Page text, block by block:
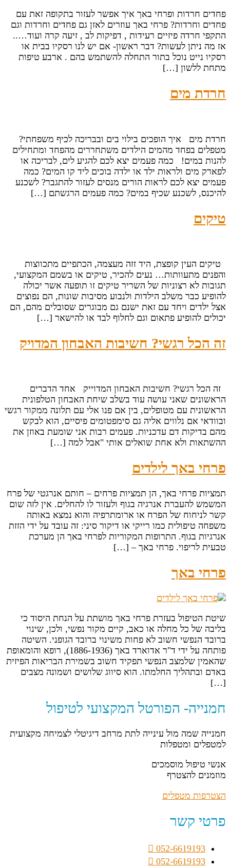
פחדים חרדות ופרחי באך איך אפשר לעזור בתקופה זאת עם
פחדים וחרדות? פרחי באך עוזרים לאזן גם פחדים וחרדות וגם
התקפי חרדה פיזיים רעידות , דפיקות לב , זיעה קרה ועוד…..
אז מה ניתן לעשות? דבר ראשון- אם יש לנו רסקיו בבית או
רסקיו נייט נוכל בתור התחלה להשתמש בהם . ארבע טיפות
מתחת ללשון […]
חרדת מים
חרדת מים איך הופכים בילוי בים ובבריכה לכיף משפחתי?
מטפלים בפחד מהמים הילדים משתחררים מהפחד ומתחילים
להנות במים! כמה פעמים יצא לכם להגיע לים, לבריכה או
לפארק מים ולראות ילד או ילדה בוכים ליד קו המים? כמה
פעמים יצא לכם לראות הורים מנסים לעזור להתגבר? לשכנע
להיכנס, לשכנע שכיף במים? כמה פעמים הרגשתם […]
טיקים
טיקים העין קופצת, היד זזה מעצמה, הכתפיים מתכווצות
והפנים מתעוותות… נעים להכיר, טיקים או בשמם המקצועי,
תגובות לא רצוניות של השריר טיקים זו תופעה אשר יכולה
להופיע כבר משלב הילדות ולנבוע מסיבות שונות, הם נפוצים
אצל ילדים ויחד עם זאת ישנם גם מבוגרים שסובלים מהם, הם
יכולים להופיע פתאום וגם לחלוף לבד או להישאר […]
זה הכל רגשי? חשיבות האבחון המדויק
זה הכל רגשי? חשיבות האבחון המדוייק אחד הדברים
הראשונים שאני עושה עוד בשלב שיחת האבחון הטלפונית
הראשונית עם מטופלים, בין אם פנו אלי עם תלונה ממקור רגשי
ובוודאי אם נלווים אליה גם סימפטומים פיסיים, הוא לבקש
מהם בדיקות דם עדכניות. פעמים רבות אני שומעת באוזן את
ההשתאות ולא אחת שואלים אותי "אבל למה […]
פרחי באך לילדים
תמציות פרחי באך, הן תמציות פרחים – חותם אנרגטי של פרח
המשמש להעברת אנרגיה בגוף ולעזור לו להחלים. אין לזה שום
קשר לניחוח של הפרח או ארומתרפיה והוא נמצא באותה
משפחה טיפולית כמו רייקי או דיקור סיני: זה עובד על ידי הזזת
אנרגיות בגוף. התרופות המקוריות לפרחי באך הן מערכת
טבעית לריפוי. פרחי באך – […]
פרחי באך
שיטת הטיפול בעזרת פרחי באך מושתת על הנחת היסוד כי
בליבה של כל מחלה או כאב, קיים מקור נפשי, ולכן, שינוי
ברובד הנפשי חשוב לא פחות משינוי ברובד הגופני. השיטה
פותחה על ידי ד"ר אדוארד באך (1886-1936), רופא והומאופת
שהאמין שלמצב הנפשי תפקיד חשוב בשמירת הבריאות הפיזית
באדם ובתהליך החלמתו. הוא סיווג שלושים ושמונה מצבים
[…]
חמנייה- הפורטל המקצועי לטיפול
חמנייה שמה מול עינייה לתת מרחב דיגיטלי לצמיחה מקצועית
למטפלים ומטפלות
אנשי טיפול מוסמכים
מוזמנים להצטרף
הצטרפות מטפלים
פרטי קשר
052-6619193
052-6619193